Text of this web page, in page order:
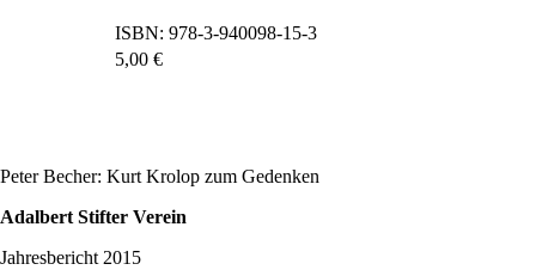
ISBN: 978-3-940098-15-3
5,00 €
Peter Becher: Kurt Krolop zum Gedenken
Adalbert Stifter Verein
Jahresbericht 2015